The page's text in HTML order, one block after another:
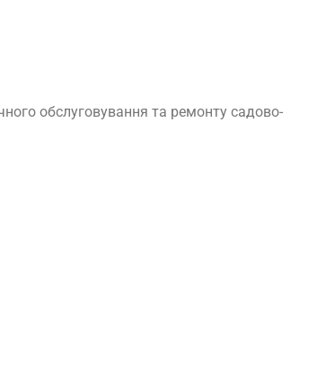
обслуговування та ремонту садово-